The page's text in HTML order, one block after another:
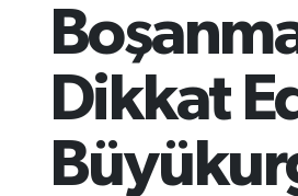
Dikkat
Tüm Manşetler
Son Dakika Haberleri
Haber Arşivi